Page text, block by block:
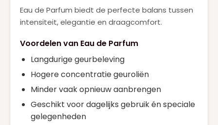
Eau de Parfum biedt de perfecte balans tussen
intensiteit, elegantie en draagcomfort.
Voordelen van Eau de Parfum
Langdurige geurbeleving
Hogere concentratie geuroliën
Minder vaak opnieuw aanbrengen
Geschikt voor dagelijks gebruik én speciale
gelegenheden